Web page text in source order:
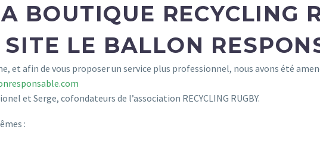
BOUTIQUE RECYCLING
LE BALLON
et afin de vous proposer un service plus professionnel, nous avons été
et Serge, cofondateurs de l’association RECYCLING RUGBY.
: